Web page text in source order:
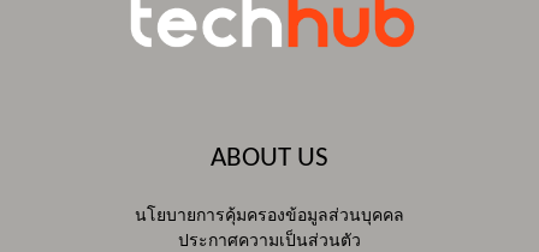
ABOUT US
นโยบายการคุ้มครองข้อมูลส่วนบุคคล
ประกาศความเป็นส่วนตัว